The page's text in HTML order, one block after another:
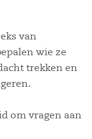
van
wie ze
trekken en
om vragen aan